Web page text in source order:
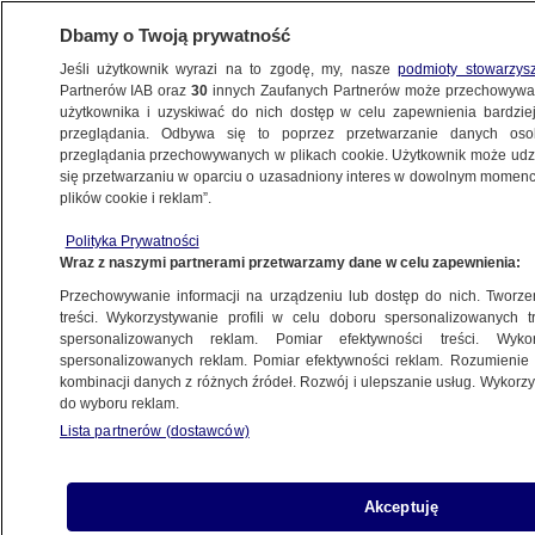
ŚWIAT
politycznego na Białorusi
23.09.2025, 13:57
Posłuchaj artykułu
Czyta lektor AI
Dbamy o Twoją prywatność
Jeśli użytkownik wyrazi na to zgodę, my, naszepodmioty
Partnerów IAB oraz30 innych Zaufanych Partnerów może
użytkownika i uzyskiwać do nich dostęp w celu zapewnienia
przeglądania. Odbywa się to poprzez przetwarzanie danych
przeglądania przechowywanych w plikach cookie. Użytkownik może
się przetwarzaniu w oparciu o uzasadniony interes w dowolnym
plików cookie i reklam”.
Polityka Prywatności
Wraz z naszymi partnerami przetwarzamy dane w celu zapewnienia:
Przechowywanie informacji na urządzeniu lub dostęp do nich.
treści. Wykorzystywanie profili w celu doboru spersonalizowanych
spersonalizowanych reklam. Pomiar efektywności treści.
spersonalizowanych reklam. Pomiar efektywności reklam.
kombinacji danych z różnych źródeł. Rozwój i ulepszanie usług.
do wyboru reklam.
Lista partnerów (dostawców)
Akceptuję